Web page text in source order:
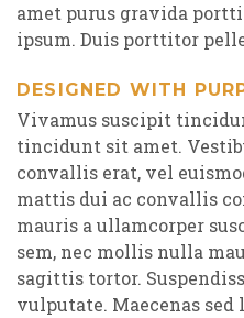
amet purus gravida
ipsum. Duis porttitor
DESIGNED WITH
Vivamus suscipit
tincidunt sit amet.
convallis erat, vel
mattis dui ac convallis
mauris a ullamcorper
sem, nec mollis nulla
sagittis tortor.
vulputate. Maecenas